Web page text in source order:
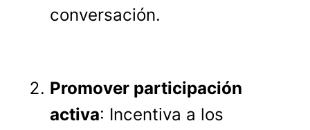
conversación.
Promover participación
activa: Incentiva a los